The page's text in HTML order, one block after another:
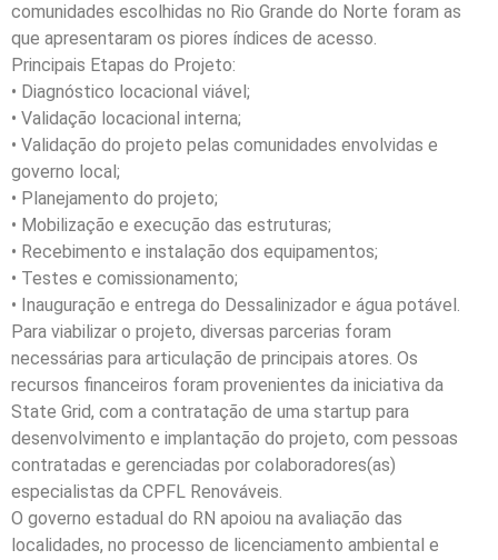
comunidades escolhidas no Rio Grande do Norte foram as
que apresentaram os piores índices de acesso.
Principais Etapas do Projeto:
• Diagnóstico locacional viável;
• Validação locacional interna;
• Validação do projeto pelas comunidades envolvidas e
governo local;
• Planejamento do projeto;
• Mobilização e execução das estruturas;
• Recebimento e instalação dos equipamentos;
• Testes e comissionamento;
• Inauguração e entrega do Dessalinizador e água potável.
Para viabilizar o projeto, diversas parcerias foram
necessárias para articulação de principais atores. Os
recursos financeiros foram provenientes da iniciativa da
State Grid, com a contratação de uma startup para
desenvolvimento e implantação do projeto, com pessoas
contratadas e gerenciadas por colaboradores(as)
especialistas da CPFL Renováveis.
O governo estadual do RN apoiou na avaliação das
localidades, no processo de licenciamento ambiental e